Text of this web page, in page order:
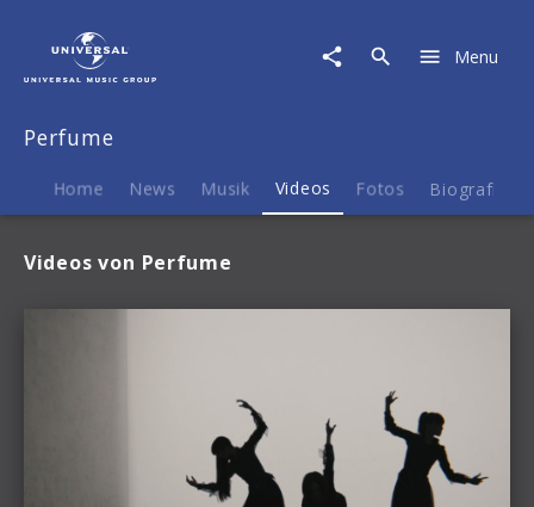
Menu
Perfume
Home News Musik Videos Fotos Biografie
Videos von Perfume